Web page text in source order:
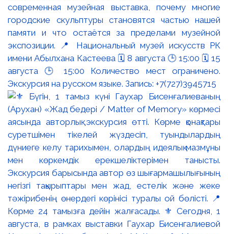
современная музейная выставка, почему многие
городские скульптуры становятся частью нашей
памяти и что остаётся за пределами музейной
экспозиции. 📍 Национальный музей искусств РК
имени Абылхана Кастеева 🗓 8 августа 🕒 15:00 🗓 15
августа 🕒 15:00 Количество мест ограничено.
Экскурсия на русском языке. Запись: +7(727)3945715